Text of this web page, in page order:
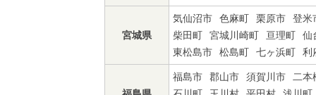
宮城県
気仙沼市 色麻町 栗原市
登米
柴田町
宮城川崎町 亘理町
仙
東松島市
松島町 七ヶ浜町 利
福島市 郡山市 須賀川市
二本